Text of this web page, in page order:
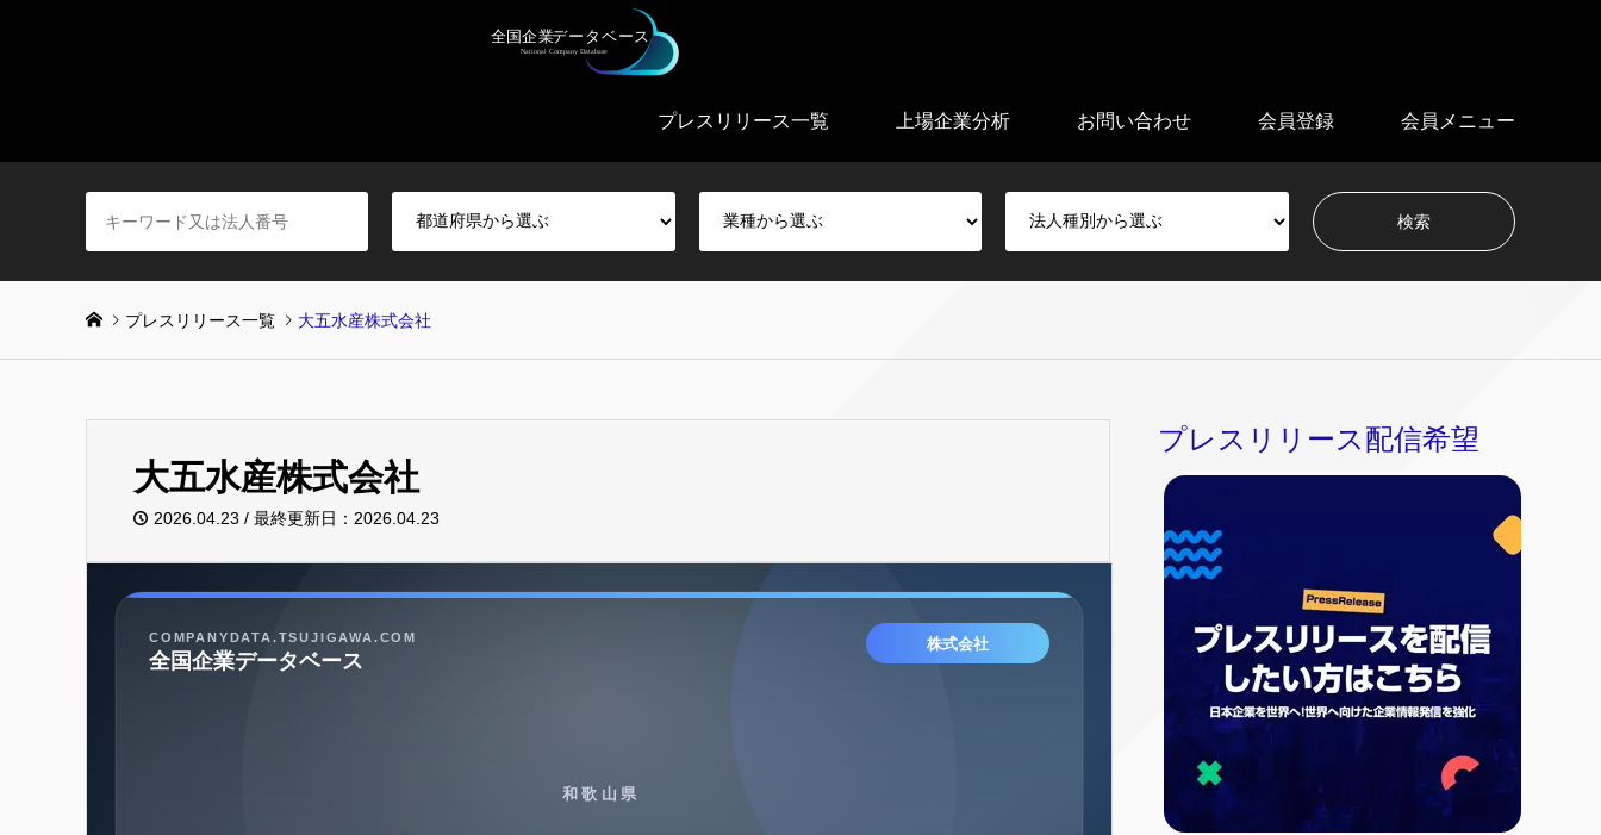
プレスリリース一覧 上場企業分析 お問い合わせ 会員登録 会員メニュー
プレスリリース一覧 大五水産株式会社
大五水産株式会社
2026.04.23 / 最終更新日：2026.04.23
プレスリリース配信希望